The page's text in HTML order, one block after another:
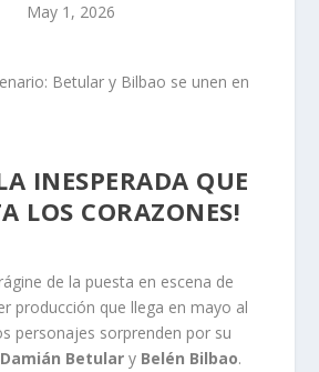
May 1, 2026
INESPERADA QUE
LOS CORAZONES!
de la puesta en escena de
producción que llega en mayo al
personajes sorprenden por su
Damián Betular y Belén Bilbao.